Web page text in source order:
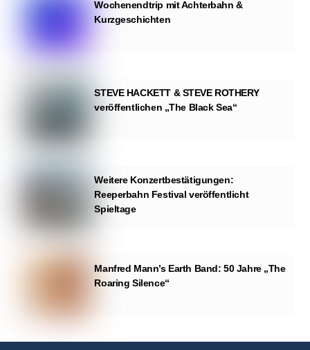
Wochenendtrip mit Achterbahn &
Kurzgeschichten
STEVE HACKETT & STEVE ROTHERY
veröffentlichen „The Black Sea“
Weitere Konzertbestätigungen:
Reeperbahn Festival veröffentlicht
Spieltage
Manfred Mann’s Earth Band: 50 Jahre „The
Roaring Silence“